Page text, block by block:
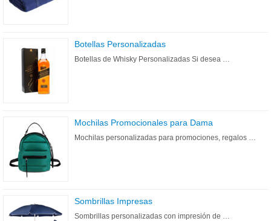
Botellas Personalizadas
Botellas de Whisky Personalizadas Si desea …
Mochilas Promocionales para Dama
Mochilas personalizadas para promociones, regalos …
Sombrillas Impresas
Sombrillas personalizadas con impresión de …